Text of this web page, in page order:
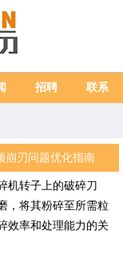
招聘 联系
崩刃问题优化指南
机转子上的破碎刀
，将其粉碎至所需粒
效率和处理能力的关